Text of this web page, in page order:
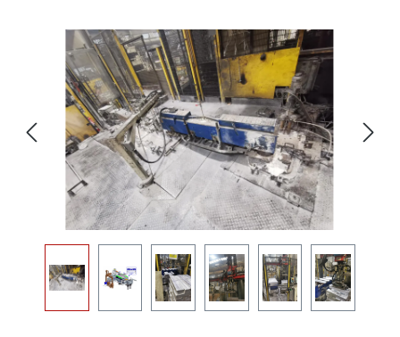
Sari peste galeria de imagini